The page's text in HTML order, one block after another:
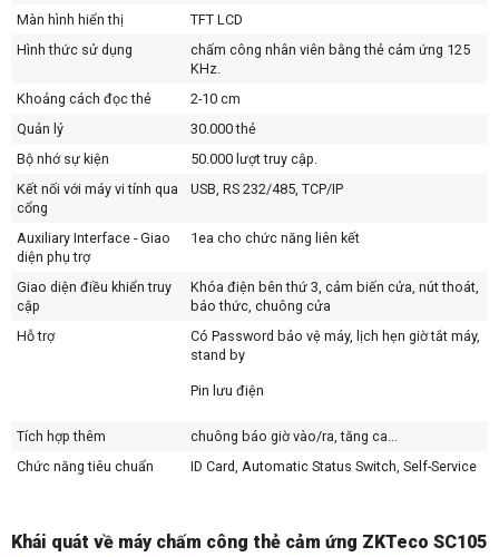
Khái quát về máy chấm công thẻ cảm ứng ZKTeco SC105
Màn hình hiển thị
TFT LCD
Hình thức sử dụng
chấm công nhân viên bằng thẻ cảm ứng 125
KHz.
Khoảng cách đọc thẻ
2-10 cm
Quản lý
30.000 thẻ
Bộ nhớ sự kiện
50.000 lượt truy cập.
Kết nối với máy vi tính qua
cổng
USB, RS 232/485, TCP/IP
Auxiliary Interface - Giao
diện phụ trợ
1ea cho chức năng liên kết
Giao diện điều khiển truy
cập
Khóa điện bên thứ 3, cảm biến cửa, nút thoát,
báo thức, chuông cửa
Hỗ trợ
Có Password bảo vệ máy, lịch hẹn giờ tắt máy,
stand by
Pin lưu điện
Tích hợp thêm
chuông báo giờ vào/ra, tăng ca...
Chức năng tiêu chuẩn
ID Card, Automatic Status Switch, Self-Service